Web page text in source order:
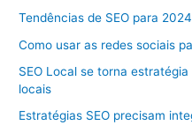
Tendências de SEO para
Como usar as redes sociais
SEO Local se torna
locais
Estratégias SEO precisam